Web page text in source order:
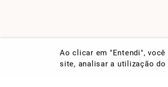
Ao clicar em "Entendi",
site, analisar a utilização